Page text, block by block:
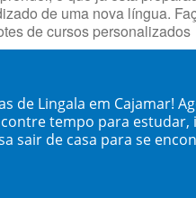
de uma nova língua.
de cursos personalizados
de Lingala em Cajamar!
tempo para
sair de casa para se